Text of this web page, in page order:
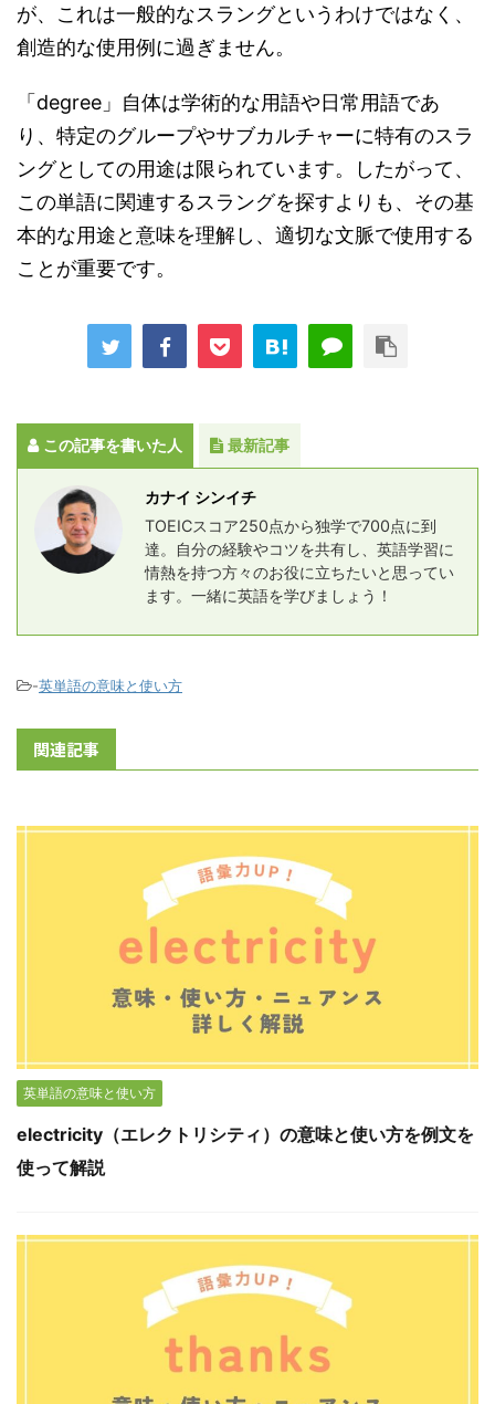
が、これは一般的なスラングというわけではなく、
創造的な使用例に過ぎません。
「degree」自体は学術的な用語や日常用語であ
り、特定のグループやサブカルチャーに特有のスラ
ングとしての用途は限られています。したがって、
この単語に関連するスラングを探すよりも、その基
本的な用途と意味を理解し、適切な文脈で使用する
ことが重要です。
この記事を書いた人 最新記事
カナイ シンイチ
TOEICスコア250点から独学で700点に到
達。自分の経験やコツを共有し、英語学習に
情熱を持つ方々のお役に立ちたいと思ってい
ます。一緒に英語を学びましょう！
-英単語の意味と使い方
関連記事
英単語の意味と使い方
electricity（エレクトリシティ）の意味と使い方を例文を
使って解説